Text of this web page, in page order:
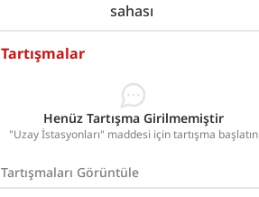
sahası
Tartışmalar
Henüz Tartışma Girilmemiştir
"Uzay İstasyonları" maddesi için tartışma başlatın
Tartışmaları Görüntüle